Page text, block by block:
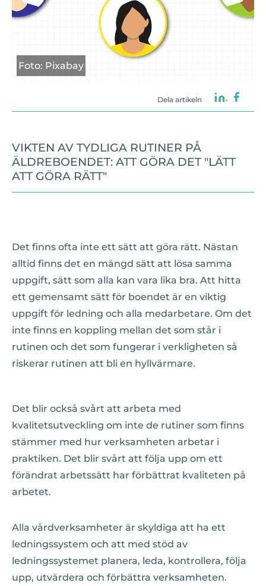
Foto: Pixabay
Dela artikeln
VIKTEN AV TYDLIGA RUTINER PÅ
ÄLDREBOENDET: ATT GÖRA DET "LÄTT
ATT GÖRA RÄTT"
Det finns ofta inte ett sätt att göra rätt. Nästan
alltid finns det en mängd sätt att lösa samma
uppgift, sätt som alla kan vara lika bra. Att hitta
ett gemensamt sätt för boendet är en viktig
uppgift för ledning och alla medarbetare. Om det
inte finns en koppling mellan det som står i
rutinen och det som fungerar i verkligheten så
riskerar rutinen att bli en hyllvärmare.
Det blir också svårt att arbeta med
kvalitetsutveckling om inte de rutiner som finns
stämmer med hur verksamheten arbetar i
praktiken. Det blir svårt att följa upp om ett
förändrat arbetssätt har förbättrat kvaliteten på
arbetet.
Alla vårdverksamheter är skyldiga att ha ett
ledningssystem och att med stöd av
ledningssystemet planera, leda, kontrollera, följa
upp, utvärdera och förbättra verksamheten.